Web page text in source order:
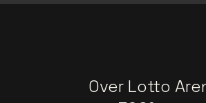
Over Lotto